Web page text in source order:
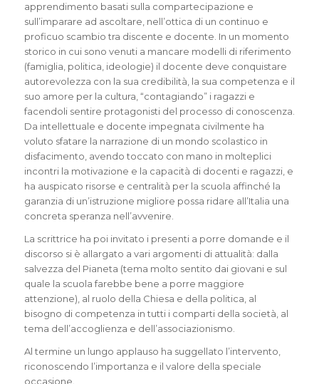
apprendimento basati sulla compartecipazione e
sull’imparare ad ascoltare, nell’ottica di un continuo e
proficuo scambio tra discente e docente. In un momento
storico in cui sono venuti a mancare modelli di riferimento
(famiglia, politica, ideologie) il docente deve conquistare
autorevolezza con la sua credibilità, la sua competenza e il
suo amore per la cultura, “contagiando” i ragazzi e
facendoli sentire protagonisti del processo di conoscenza.
Da intellettuale e docente impegnata civilmente ha
voluto sfatare la narrazione di un mondo scolastico in
disfacimento, avendo toccato con mano in molteplici
incontri la motivazione e la capacità di docenti e ragazzi, e
ha auspicato risorse e centralità per la scuola affinché la
garanzia di un’istruzione migliore possa ridare all’Italia una
concreta speranza nell’avvenire.
La scrittrice ha poi invitato i presenti a porre domande e il
discorso si è allargato a vari argomenti di attualità: dalla
salvezza del Pianeta (tema molto sentito dai giovani e sul
quale la scuola farebbe bene a porre maggiore
attenzione), al ruolo della Chiesa e della politica, al
bisogno di competenza in tutti i comparti della società, al
tema dell’accoglienza e dell’associazionismo.
Al termine un lungo applauso ha suggellato l’intervento,
riconoscendo l’importanza e il valore della speciale
occasione.